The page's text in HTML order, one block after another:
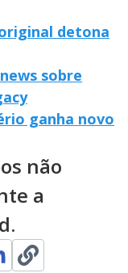
detona
sobre
ganha novo
não
a